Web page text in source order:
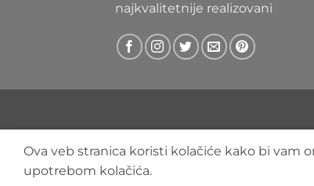
najkvalitetnije realizovani
Ova veb stranica koristi kolačiće kako bi vam
upotrebom kolačića.